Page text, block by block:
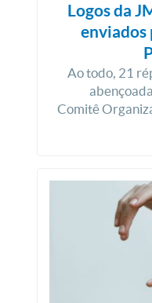
Logos da
enviados
Ao todo, 21
Comitê